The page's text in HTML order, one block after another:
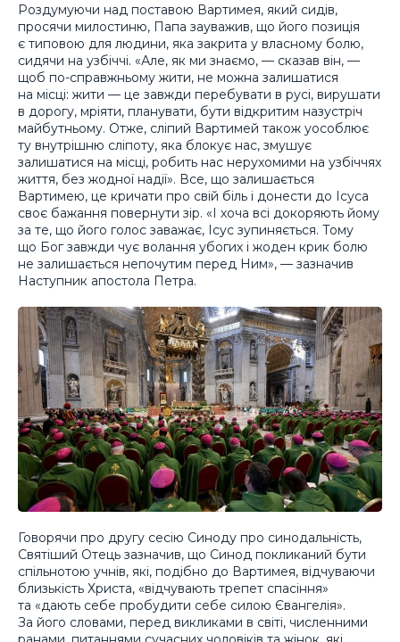
Роздумуючи над поставою Вартимея, який сидів,
просячи милостиню, Папа зауважив, що його позиція
є типовою для людини, яка закрита у власному болю,
сидячи на узбіччі. «Але, як ми знаємо, — сказав він, —
щоб по-справжньому жити, не можна залишатися
на місці: жити — це завжди перебувати в русі, вирушати
в дорогу, мріяти, планувати, бути відкритим назустріч
майбутньому. Отже, сліпий Вартимей також уособлює
ту внутрішню сліпоту, яка блокує нас, змушує
залишатися на місці, робить нас нерухомими на узбіччях
життя, без жодної надії». Все, що залишається
Вартимею, це кричати про свій біль і донести до Ісуса
своє бажання повернути зір. «І хоча всі докоряють йому
за те, що його голос заважає, Ісус зупиняється. Тому
що Бог завжди чує волання убогих і жоден крик болю
не залишається непочутим перед Ним», — зазначив
Наступник апостола Петра.
Говорячи про другу сесію Синоду про синодальність,
Святіший Отець зазначив, що Синод покликаний бути
спільнотою учнів, які, подібно до Вартимея, відчуваючи
близькість Христа, «відчувають трепет спасіння»
та «дають себе пробудити себе силою Євангелія».
За його словами, перед викликами в світі, численними